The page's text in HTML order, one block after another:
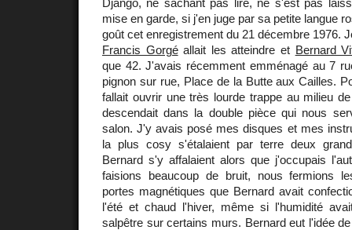
mise en garde, si j'en juge par sa petite langue
goût cet enregistrement du 21 décembre 1976.
Francis Gorgéallait les atteindre et Bernard
que 42. J'avais récemment emménagé au 7
pignon sur rue, Place de la Butte aux Cailles.
fallait ouvrir une très lourde trappe au milieu
descendait dans la double pièce qui nous
salon. J'y avais posé mes disques et mes
la plus cosy s'étalaient par terre deux
Bernard s'y affalaient alors que j'occupais
faisions beaucoup de bruit, nous fermions
portes magnétiques que Bernard avait
l'été et chaud l'hiver, même si l'humidité
salpêtre sur certains murs. Bernard eut l'idée